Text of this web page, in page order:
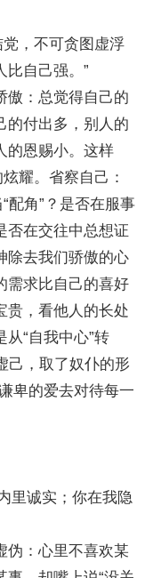
，不可贪图虚浮
比自己强。”
：总觉得自己的
的付出多，别人的
的恩赐小。这样
耀。省察自己：
配角”？是否在服事
否在交往中总想证
除去我们骄傲的心
需求比自己的喜好
贵，看他人的长处
“自我中心”转
己，取了奴仆的形
卑的爱去对待每一
诚实；你在我隐
：心里不喜欢某